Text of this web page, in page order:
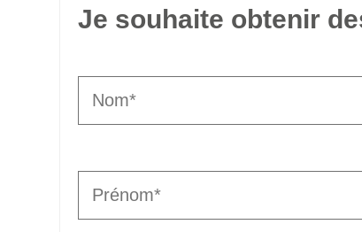
Je souhaite obtenir